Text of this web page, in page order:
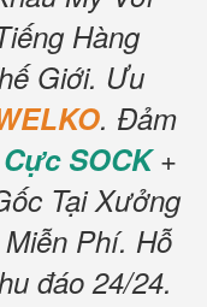
Hàng
Giới. Ưu
. Đảm
SOCK+
Tại Xưởng
Phí. Hỗ
đáo 24/24.